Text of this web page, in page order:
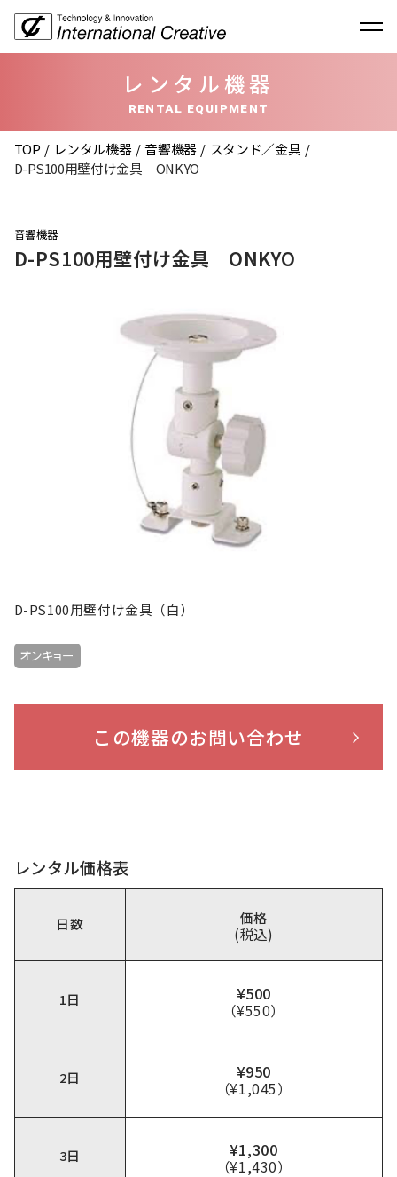
レンタル機器
RENTAL EQUIPMENT
TOP レンタル機器 音響機器
スタンド／金具
D-PS100用壁付け金具 ONKYO
音響機器
D-PS100用壁付け金具 ONKYO
D-PS100用壁付け金具（白）
オンキョー
この機器のお問い合わせ
レンタル価格表
日数 価格
(税込)
1日 ¥500
（¥550）
2日 ¥950
（¥1,045）
3日 ¥1,300
（¥1,430）